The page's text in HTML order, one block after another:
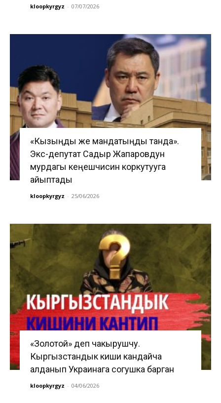
kloopkyrgyz - 07/07/2026
«Кызыңды же мандатыңды танда».
Экс-депутат Садыр Жапаровдун
мурдагы кеңешчисин коркутууга
айыптады
kloopkyrgyz - 25/06/2026
«Золотой» деп чакырушчу.
Кыргызстандык киши кандайча
алданып Украинага согушка барган
kloopkyrgyz - 04/06/2026